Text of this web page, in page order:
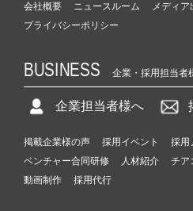
会社概要 ニュースルーム
メディ
プライバシーポリシー
BUSINESS 企業・採用担当者
企業担当者様へ
掲載企業様の声 採用イベント 採用
ベンチャー合同研修
人材紹介 チア
動画制作
採用代行